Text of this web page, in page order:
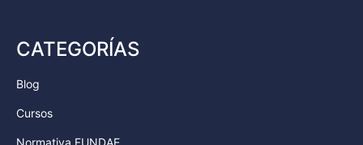
CATEGORÍAS
Blog
Cursos
Normativa FUNDAE